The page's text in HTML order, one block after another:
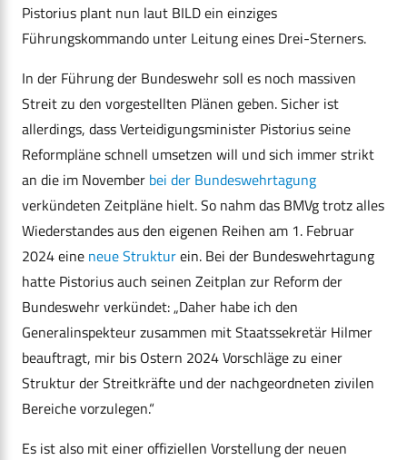
Pistorius plant nun laut BILD ein einziges
Führungskommando unter Leitung eines Drei-Sterners.
In der Führung der Bundeswehr soll es noch massiven
Streit zu den vorgestellten Plänen geben. Sicher ist
allerdings, dass Verteidigungsminister Pistorius seine
Reformpläne schnell umsetzen will und sich immer strikt
an die im November bei der Bundeswehrtagung
verkündeten Zeitpläne hielt. So nahm das BMVg trotz alles
Wiederstandes aus den eigenen Reihen am 1. Februar
2024 eine neue Strukturein. Bei der Bundeswehrtagung
hatte Pistorius auch seinen Zeitplan zur Reform der
Bundeswehr verkündet: „Daher habe ich den
Generalinspekteur zusammen mit Staatssekretär Hilmer
beauftragt, mir bis Ostern 2024 Vorschläge zu einer
Struktur der Streitkräfte und der nachgeordneten zivilen
Bereiche vorzulegen.“
Es ist also mit einer offiziellen Vorstellung der neuen